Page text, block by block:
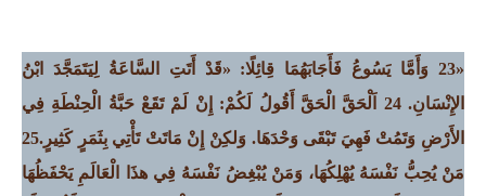
«23 وَأَمَّا يَسُوعُ فَأَجَابَهُمَا قِائِلًا: «قَدْ أَتَتِ السَّاعَةُ لِيَتَمَجَّدَ ابْنُ
الإِنْسَانِ. 24 اَلْحَقَّ الْحَقَّ أَقُولُ لَكُمْ: إِنْ لَمْ تَقَعْ حَبَّةُ الْحِنْطَةِ فِي
الأَرْضِ وَتَمُتْ فَهِيَ تَبْقَى وَحْدَهَا. وَلكِنْ إِنْ مَاتَتْ تَأْتِي بِثَمَرٍ كَثِيرٍ.25
مَنْ يُحِبُّ نَفْسَهُ يُهْلِكُهَا، وَمَنْ يُبْغِضُ نَفْسَهُ فِي هذَا الْعَالَمِ يَحْفَظُهَا